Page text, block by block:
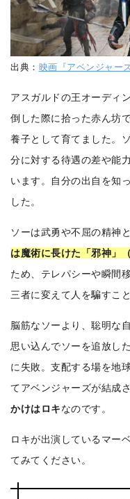
出典： 映画『アベンジャー
アスガルドの王オーディ
倒した際に拾った赤ん坊
養子として育てました。
分に対する待遇の差や能
います。自分の出自を知
した。
ソーは武勇や不屈の精神
は魔術に長けた「邪神」
ため、テレパシーや瞬間
三者に変えて人を騙すこ
脳筋なソーより、聡明な
思い込んでソーを追放し
に失敗。支配する場を地
てアベンジャーズが結成
かけはロキなのです。
ロキが出演しているマー
てみてください。